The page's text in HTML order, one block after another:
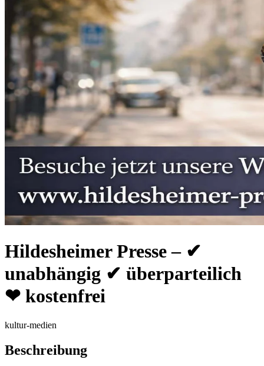
Hildesheimer Presse – ✔
unabhängig ✔ überparteilich
❤ kostenfrei
kultur-medien
Beschreibung